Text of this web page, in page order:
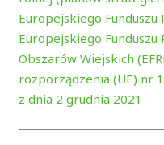
Europejskiego Funduszu
Europejskiego Funduszu
Obszarów Wiejskich
rozporządzenia (UE) nr
z dnia 2 grudnia 2021